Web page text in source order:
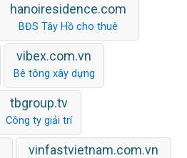
hanoiresidence.com
BĐS Tây Hồ cho thuê
vibex.com.vn
Bê tông xây dựng
tbgroup.tv
Công ty giải trí
vinfastvietnam.com.vn